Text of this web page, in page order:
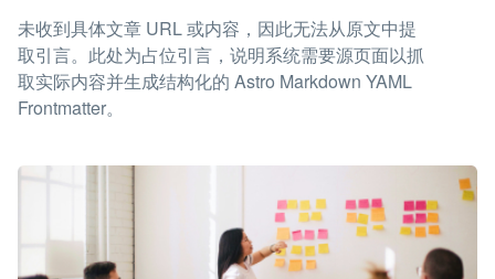
未收到具体文章 URL 或内容，因此无法从原文中提
取引言。此处为占位引言，说明系统需要源页面以抓
取实际内容并生成结构化的 Astro Markdown YAML
Frontmatter。